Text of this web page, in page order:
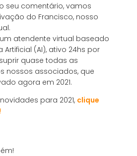
seu comentário, vamos
do Francisco, nosso
atendente virtual baseado
Artificial (AI), ativo 24hs por
quase todas as
nossos associados, que
agora em 2021.
para 2021, clique